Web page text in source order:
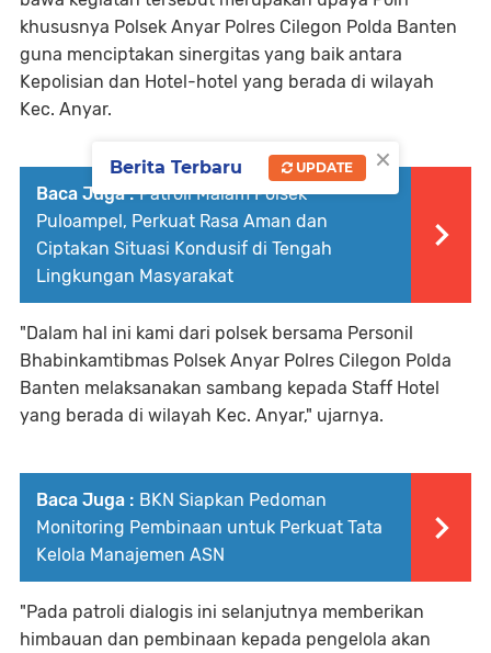
khususnya Polsek Anyar Polres Cilegon Polda Banten
guna menciptakan sinergitas yang baik antara
Kepolisian dan Hotel-hotel yang berada di wilayah
Kec. Anyar.
Baca Juga : Patroli Malam Polsek
Puloampel, Perkuat Rasa Aman dan
Ciptakan Situasi Kondusif di Tengah
Lingkungan Masyarakat
"Dalam hal ini kami dari polsek bersama Personil
Bhabinkamtibmas Polsek Anyar Polres Cilegon Polda
Banten melaksanakan sambang kepada Staff Hotel
yang berada di wilayah Kec. Anyar," ujarnya.
Baca Juga : BKN Siapkan Pedoman
Monitoring Pembinaan untuk Perkuat Tata
Kelola Manajemen ASN
"Pada patroli dialogis ini selanjutnya memberikan
himbauan dan pembinaan kepada pengelola akan
×
Berita Terbaru UPDATE